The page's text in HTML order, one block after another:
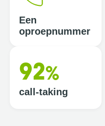
Een
oproepnummer
92%
call-taking